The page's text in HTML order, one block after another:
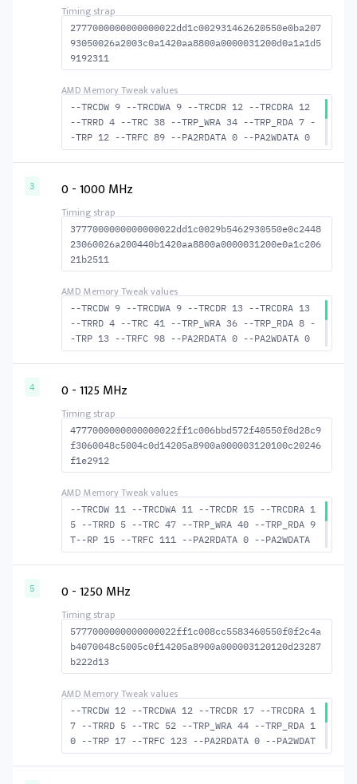
2777000000000000022dd1c002931462620550e0ba207
93050026a2003c0a1420aa8800a0000031200d0a1a1d5
9192311
--TRCDW 9 --TRCDWA 9 --TRCDR 12 --TRCDRA 12
--TRRD 4 --TRC 38 --TRP_WRA 34 --TRP_RDA 7 -
-TRP 12 --TRFC 89 --PA2RDATA 0 --PA2WDATA 0
--TFAW 6 --TCRCRL 1 --TCRCWL 2 --TFAW32 5 --
WR 29 --RAS2RAS 89 --RP 25 --WRPLUSRP 35 --B
3 0 - 1000 MHz
3777000000000000022dd1c0029b5462930550e0c2448
23060026a200440b1420aa8800a0000031200e0a1c206
21b2511
--TRCDW 9 --TRCDWA 9 --TRCDR 13 --TRCDRA 13
--TRRD 4 --TRC 41 --TRP_WRA 36 --TRP_RDA 8 -
-TRP 13 --TRFC 98 --PA2RDATA 0 --PA2WDATA 0
--TFAW 6 --TCRCRL 1 --TCRCWL 2 --TFAW32 5 --
WR 32 --RAS2RAS 98 --RP 27 --WRPLUSRP 37 --B
4 0 - 1125 MHz
4777000000000000022ff1c006bbd572f40550f0d28c9
f3060048c5004c0d14205a8900a000003120100c20246
f1e2912
--TRCDW 11 --TRCDWA 11 --TRCDR 15 --TRCDRA 1
5 --TRRD 5 --TRC 47 --TRP_WRA 40 --TRP_RDA 9
T--RP 15 --TRFC 111 --PA2RDATA 0 --PA2WDATA
0 --TFAW 8 --TCRCRL 2 --TCRCWL 5 --TFAW32 6
CTWR 36 --RAS2RAS 111 --RP 30 --WRPLUSRP 41
5 0 - 1250 MHz
5777000000000000022ff1c008cc5583460550f0f2c4a
b4070048c5005c0f14205a8900a000003120120d23287
b222d13
--TRCDW 12 --TRCDWA 12 --TRCDR 17 --TRCDRA 1
7 --TRRD 5 --TRC 52 --TRP_WRA 44 --TRP_RDA 1
0 --TRP 17 --TRFC 123 --PA2RDATA 0 --PA2WDAT
A 0 --TFAW 8 --TCRCRL 2 --TCRCWL 5 --TFAW32